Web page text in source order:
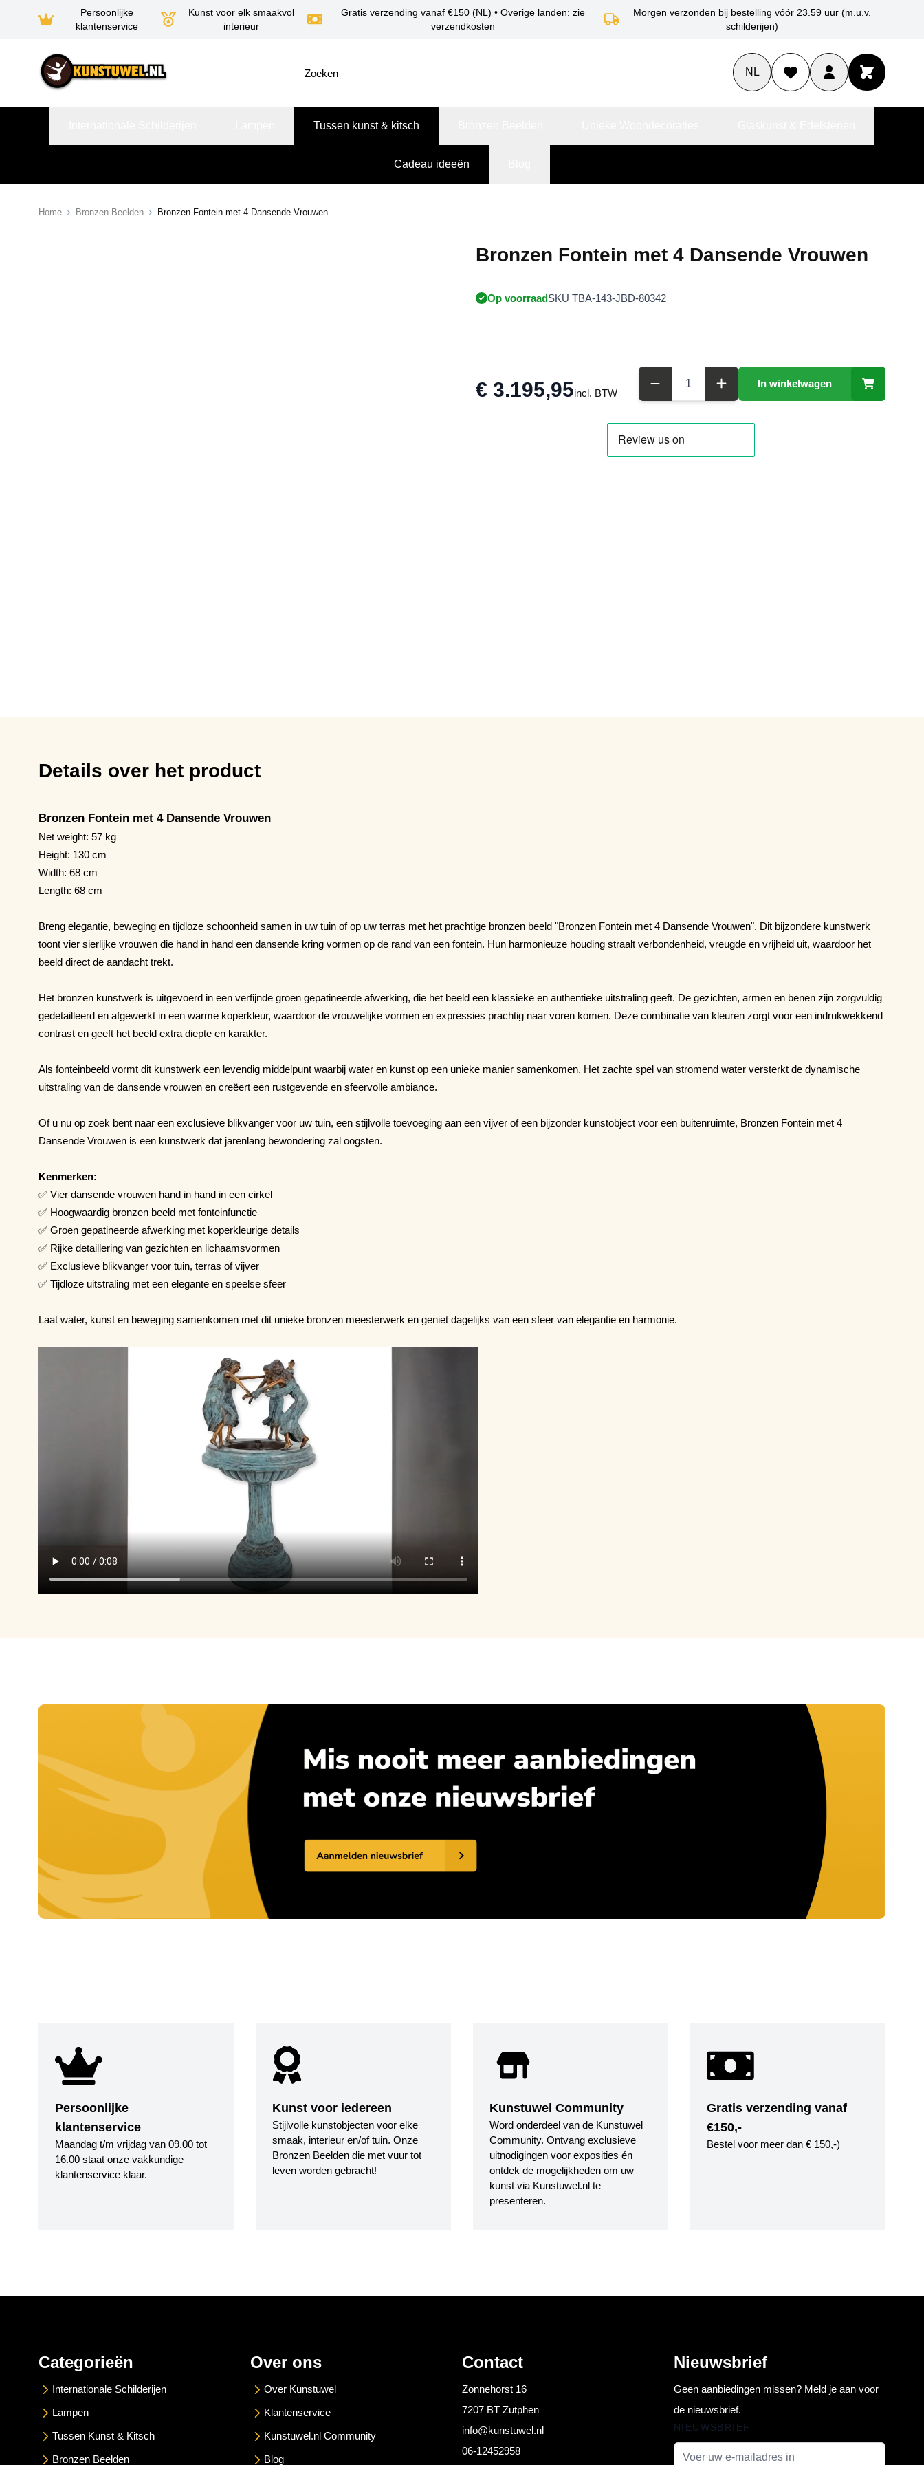
Persoonlijke
klantenservice
Kunst voor elk smaakvol
interieur
Gratis verzending vanaf €150 (NL) • Overige landen: zie
verzendkosten
Morgen verzonden bij bestelling vóór 23.59 uur (m.u.v.
schilderijen)
NL
Tussen kunst & kitsch
Cadeau ideeën
Home Bronzen Beelden Bronzen Fontein met 4 Dansende Vrouwen
Bronzen Fontein met 4 Dansende Vrouwen
Op voorraadSKU TBA-143-JBD-80342
€ 3.195,95incl. BTW
In winkelwagen
Details over het product
Bronzen Fontein met 4 Dansende Vrouwen
Net weight: 57 kg
Height: 130 cm
Width: 68 cm
Length: 68 cm
Breng elegantie, beweging en tijdloze schoonheid samen in uw tuin of op uw terras met het prachtige bronzen beeld "Bronzen Fontein met 4 Dansende Vrouwen". Dit bijzondere kunstwerk
toont vier sierlijke vrouwen die hand in hand een dansende kring vormen op de rand van een fontein. Hun harmonieuze houding straalt verbondenheid, vreugde en vrijheid uit, waardoor het
beeld direct de aandacht trekt.
Het bronzen kunstwerk is uitgevoerd in een verfijnde groen gepatineerde afwerking, die het beeld een klassieke en authentieke uitstraling geeft. De gezichten, armen en benen zijn zorgvuldig
gedetailleerd en afgewerkt in een warme koperkleur, waardoor de vrouwelijke vormen en expressies prachtig naar voren komen. Deze combinatie van kleuren zorgt voor een indrukwekkend
contrast en geeft het beeld extra diepte en karakter.
Als fonteinbeeld vormt dit kunstwerk een levendig middelpunt waarbij water en kunst op een unieke manier samenkomen. Het zachte spel van stromend water versterkt de dynamische
uitstraling van de dansende vrouwen en creëert een rustgevende en sfeervolle ambiance.
Of u nu op zoek bent naar een exclusieve blikvanger voor uw tuin, een stijlvolle toevoeging aan een vijver of een bijzonder kunstobject voor een buitenruimte, Bronzen Fontein met 4
Dansende Vrouwen is een kunstwerk dat jarenlang bewondering zal oogsten.
Kenmerken:
✅ Vier dansende vrouwen hand in hand in een cirkel
✅ Hoogwaardig bronzen beeld met fonteinfunctie
✅ Groen gepatineerde afwerking met koperkleurige details
✅ Rijke detaillering van gezichten en lichaamsvormen
✅ Exclusieve blikvanger voor tuin, terras of vijver
✅ Tijdloze uitstraling met een elegante en speelse sfeer
Laat water, kunst en beweging samenkomen met dit unieke bronzen meesterwerk en geniet dagelijks van een sfeer van elegantie en harmonie.
Persoonlijke
klantenservice
Maandag t/m vrijdag van 09.00 tot
16.00 staat onze vakkundige
klantenservice klaar.
Kunst voor iedereen
Stijlvolle kunstobjecten voor elke
smaak, interieur en/of tuin. Onze
Bronzen Beelden die met vuur tot
leven worden gebracht!
Kunstuwel Community
Word onderdeel van de Kunstuwel
Community. Ontvang exclusieve
uitnodigingen voor exposities én
ontdek de mogelijkheden om uw
kunst via Kunstuwel.nl te
presenteren.
Gratis verzending vanaf
€150,-
Bestel voor meer dan € 150,-)
Categorieën
Internationale Schilderijen
Lampen
Tussen Kunst & Kitsch
Bronzen Beelden
Over ons
Over Kunstuwel
Klantenservice
Kunstuwel.nl Community
Blog
Contact
Zonnehorst 16
7207 BT Zutphen
info@kunstuwel.nl
06-12452958
Nieuwsbrief
Geen aanbiedingen missen? Meld je aan voor
de nieuwsbrief.
NIEUWSBRIEF
E-mail adres